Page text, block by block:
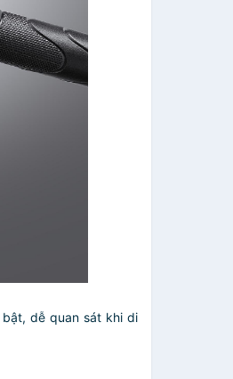
dễ quan sát khi di